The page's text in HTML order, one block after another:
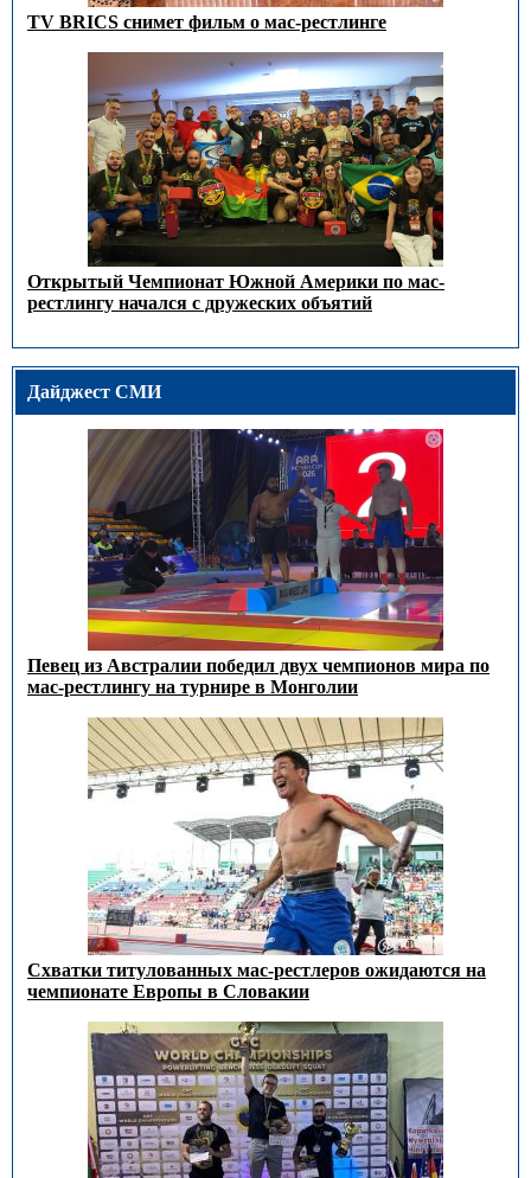
TV BRICS снимет фильм о мас-рестлинге
Открытый Чемпионат Южной Америки по мас-
рестлингу начался с дружеских объятий
Дайджест СМИ
Певец из Австралии победил двух чемпионов мира по
мас-рестлингу на турнире в Монголии
Схватки титулованных мас-рестлеров ожидаются на
чемпионате Европы в Словакии